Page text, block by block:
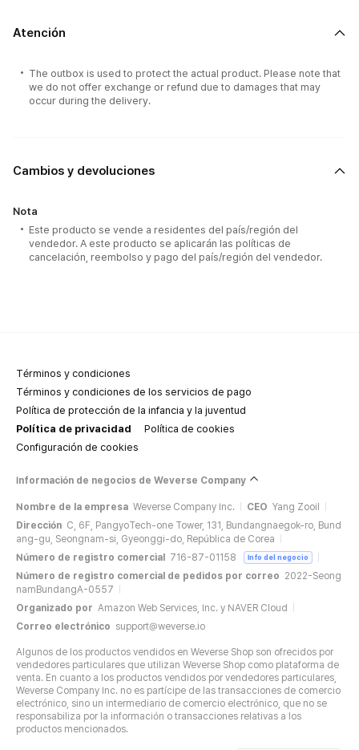
Atención
The outbox is used to protect the actual product. Please note that
we do not offer exchange or refund due to damages that may
occur during the delivery.
Cambios y devoluciones
Nota
Este producto se vende a residentes del país/región del
vendedor. A este producto se aplicarán las políticas de
cancelación, reembolso y pago del país/región del vendedor.
Términos y condiciones
Términos y condiciones de los servicios de pago
Política de protección de la infancia y la juventud
Política de privacidad
Política de cookies
Configuración de cookies
Información de negocios de Weverse Company
Nombre de la empresa Weverse Company Inc. CEO Yang Zooil
Dirección C, 6F, PangyoTech-one Tower, 131, Bundangnaegok-ro, Bund
ang-gu, Seongnam-si, Gyeonggi-do, República de Corea
Número de registro comercial
716-87-01158 Info del negocio
Número de registro comercial de pedidos por correo 2022-Seong
namBundangA-0557
Organizado por Amazon Web Services, Inc. y NAVER Cloud
Correo electrónico support@weverse.io
Algunos de los productos vendidos en Weverse Shop son ofrecidos por
vendedores particulares que utilizan Weverse Shop como plataforma de
venta. En cuanto a los productos vendidos por vendedores particulares,
Weverse Company Inc. no es partícipe de las transacciones de comercio
electrónico, sino un intermediario de comercio electrónico, que no se
responsabiliza por la información o transacciones relativas a los
productos mencionados.